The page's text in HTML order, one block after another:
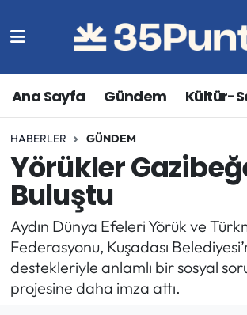
Ana Sayfa Gündem Kültür-
HABERLER GÜNDEM
Yörükler
Buluştu
Aydın Dünya Efeleri Yörük ve
Federasyonu, Kuşadası
destekleriyle anlamlı bir sosyal
projesine daha imza attı.